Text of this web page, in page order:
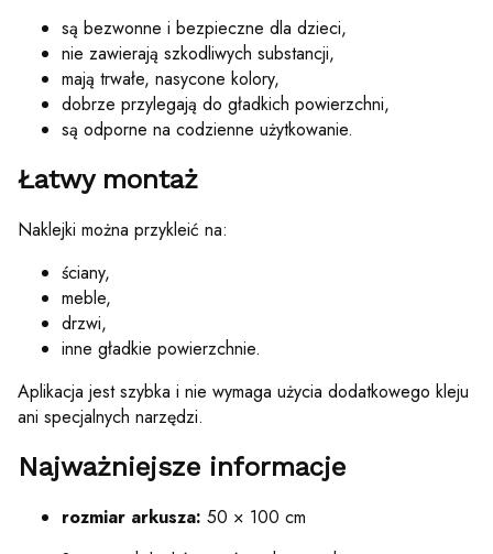
są bezwonne i bezpieczne dla dzieci,
nie zawierają szkodliwych substancji,
mają trwałe, nasycone kolory,
dobrze przylegają do gładkich powierzchni,
są odporne na codzienne użytkowanie.
Łatwy montaż
Naklejki można przykleić na:
ściany,
meble,
drzwi,
inne gładkie powierzchnie.
Aplikacja jest szybka i nie wymaga użycia dodatkowego kleju
ani specjalnych narzędzi.
Najważniejsze informacje
rozmiar arkusza: 50 × 100 cm